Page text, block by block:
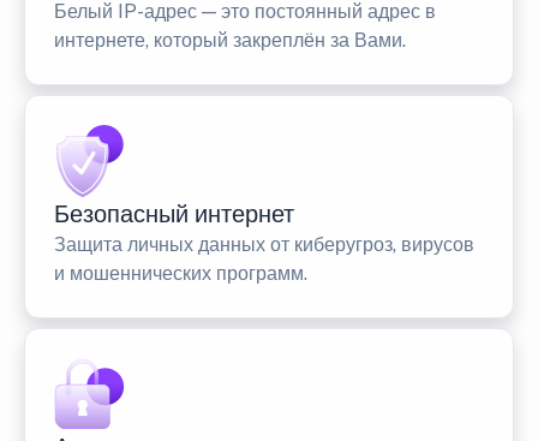
Белый IP-адрес — это постоянный адрес в
интернете, который закреплён за Вами.
Безопасный интернет
Защита личных данных от киберугроз, вирусов
и мошеннических программ.